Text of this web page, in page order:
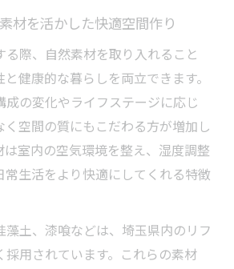
材を活かした快適空間作り
る際、自然素材を取り入れること
健康的な暮らしを両立できます。
成の変化やライフステージに応じ
く空間の質にもこだわる方が増加し
は室内の空気環境を整え、湿度調整
常生活をより快適にしてくれる特徴
土、漆喰などは、埼玉県内のリフ
採用されています。これらの素材